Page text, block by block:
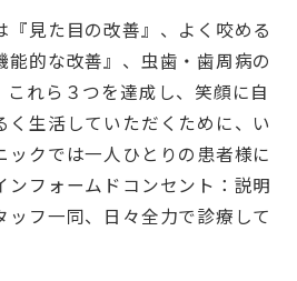
『見た目の改善』、よく咬める
能的な改善』、虫歯・歯周病の
これら３つを達成し、笑顔に自
く生活していただくために、い
ックでは一人ひとりの患者様に
ンフォームドコンセント：説明
ッフ一同、日々全力で診療して